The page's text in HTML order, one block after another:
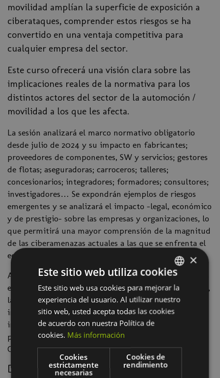
movilidad amplían la superficie de exposición a
ciberataques, comprender estos riesgos se ha
convertido en una ventaja competitiva para
cualquier empresa del sector.
Este curso ofrecerá una visión clara sobre las
implicaciones reales de la normativa para los
distintos actores del sector de la automoción /
movilidad a los que les afecta.
La sesión analizará el marco normativo obligatorio
desde julio de 2024 y su impacto en fabricantes;
proveedores de componentes, SW y servicios; gestores
de flotas; aseguradoras; carroceros; talleres;
concesionarios; integradores; formadores; consultores;
investigadores… Se expondrán ejemplos de riesgos
emergentes y se analizará el impacto -legal, económico
y de prestigio- sobre las empresas y organizaciones, lo
que permitirá una mayor comprensión de la magnitud
de las ciberamenazas actuales a las que se enfrenta el
ecosistema de la movilidad.
Además, se comentará cómo las nuevas ciberamenazas
están condicionando, por ejemplo, la gestión de flotas,
la movilidad eléctrica o la protección de
infraestructuras de movilidad, destacando el
importante papel que van a jugar nuevos perfiles
profesionales, como los Cyberperitos y los
Cybermecánicos.
Dirigido a
SPANISH
BASQUE
×
Este sitio web utiliza cookies
Este sitio web usa cookies para mejorar la
experiencia del usuario. Al utilizar nuestro
sitio web, usted acepta todas las cookies
de acuerdo con nuestra Política de
cookies. Más información
Cookies
estrictamente
necesarias
Cookies de
rendimiento